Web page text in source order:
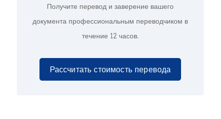
Получите перевод и заверение вашего
документа профессиональным переводчиком в
течение 12 часов.
Рассчитать стоимость перевода